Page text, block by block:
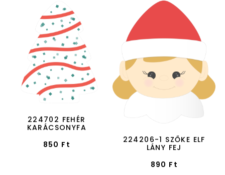
224702 FEHÉR
KARÁCSONYFA
850 Ft
224206-1 SZŐKE ELF
LÁNY FEJ
890 Ft